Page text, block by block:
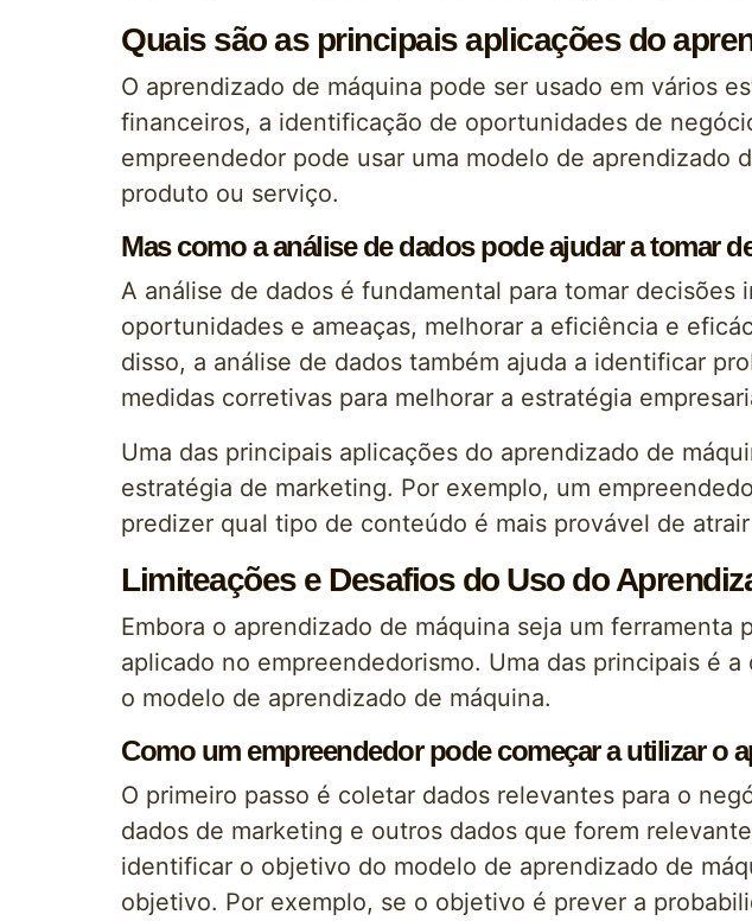
Quais são as principais aplicações do
O aprendizado de máquina pode ser usado em vários
financeiros, a identificação de oportunidades de
empreendedor pode usar uma modelo de aprendizado
produto ou serviço.
Mas como a análise de dados pode ajudar a tomar
A análise de dados é fundamental para tomar
oportunidades e ameaças, melhorar a eficiência e
disso, a análise de dados também ajuda a identificar
medidas corretivas para melhorar a estratégia
Uma das principais aplicações do aprendizado de
estratégia de marketing. Por exemplo, um
predizer qual tipo de conteúdo é mais provável de
Limiteações e Desafios do Uso do
Embora o aprendizado de máquina seja um
aplicado no empreendedorismo. Uma das principais é
o modelo de aprendizado de máquina.
Como um empreendedor pode começar a utilizar o
O primeiro passo é coletar dados relevantes para o
dados de marketing e outros dados que forem
identificar o objetivo do modelo de aprendizado de
objetivo. Por exemplo, se o objetivo é prever a